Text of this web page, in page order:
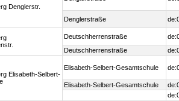
Denglerstr.
Denglerstraße
Deutschherrenstraße
Deutschherrenstraße
Elisabeth-Selbert-
Elisabeth-Selbert-Gesamtschule
Elisabeth-Selbert-Gesamtschule